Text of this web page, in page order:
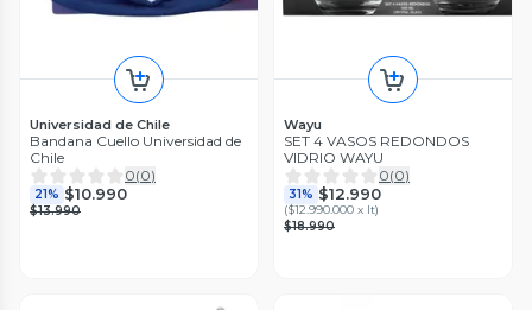
Universidad de Chile
Bandana Cuello Universidad de
Chile
0(0)
21% $10.990
$13.990
Wayu
SET 4 VASOS REDONDOS
VIDRIO WAYU
0(0)
31% $12.990
($12.990.000 x lt)
$18.990